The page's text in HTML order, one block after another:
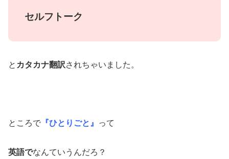
セルフトーク
と カタカナ翻訳されちゃいました。
ところで 『ひとりごと』 って
英語でなんていうんだろ？